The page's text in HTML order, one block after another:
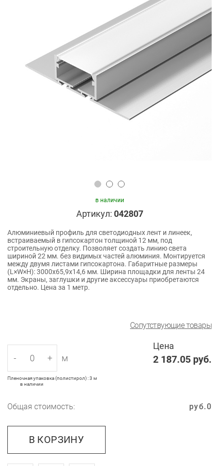
в наличии
Артикул: 042807
Алюминиевый профиль для светодиодных лент и линеек,
встраиваемый в гипсокартон толщиной 12 мм, под
строительную отделку. Позволяет создать линию света
шириной 22 мм. без видимых частей алюминия. Монтируется
между двумя листами гипсокартона. Габаритные размеры
(L×W×H): 3000x65,9x14,6 мм. Ширина площадки для ленты 24
мм. Экраны, заглушки и другие аксессуары приобретаются
отдельно. Цена за 1 метр.
Сопутствующие товары
Цена
2 187.05 руб.
- + м
Пленочная упаковка (полистирол) : 3 м
в наличии
Общая стоимость: 0
руб.
В КОРЗИНУ